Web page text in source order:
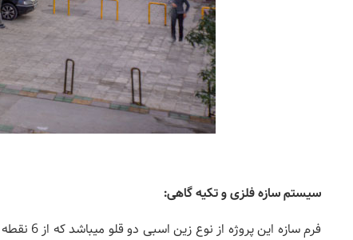
سیستم سازه فلزی و تکیه گاهی:
فرم